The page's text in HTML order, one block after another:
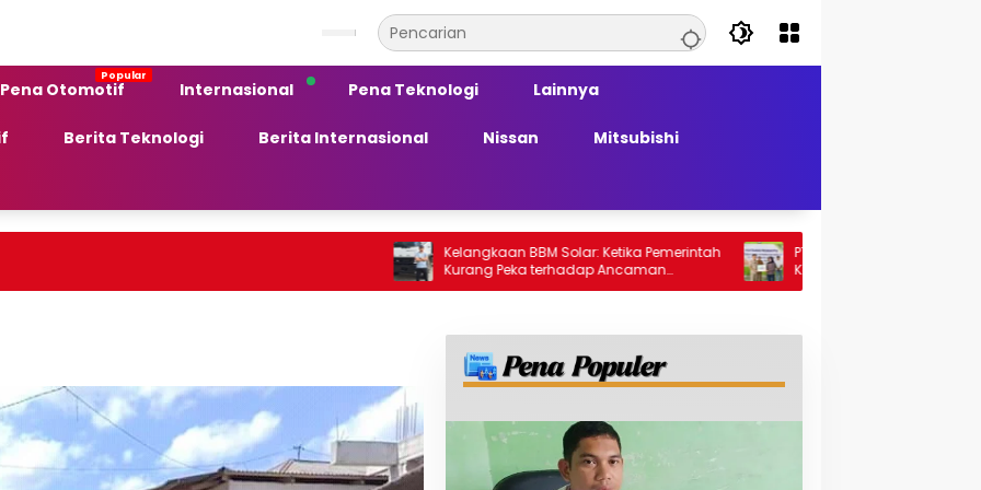
Pena Otomotif Internasional Pena Teknologi Lainnya
Berita Teknologi Berita Internasional Nissan Mitsubishi
Kelangkaan BBM Solar: Ketika Pemerintah
Kurang Peka terhadap Ancaman
Ekonomi Daerah
PT Generasi Agung Perkasa Buktikan
Komitmen Sosial, Salurkan PPM Rp859,4
Juta untuk Masyarakat Lingkar